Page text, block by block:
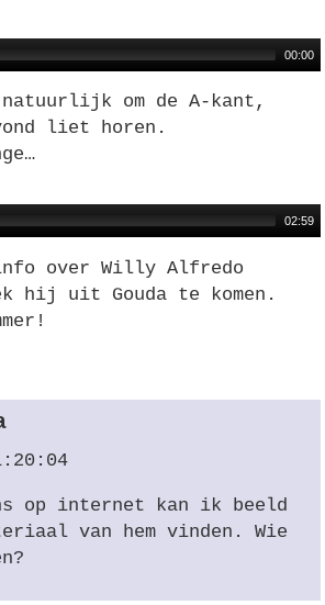
00:00
om de A-kant,
liet horen.
02:59
over Willy Alfredo
hij uit Gouda te komen.
op internet kan ik beeld
van hem vinden. Wie